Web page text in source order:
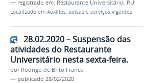
— registrado em: Restaurante Universitário, RU
Localizado em Auxílios, bolsas e serviços vigentes
28.02.2020 – Suspensão das
atividades do Restaurante
Universitário nesta sexta-feira.
por Rodrigo de Brito Franco
— publicado 28/02/2020